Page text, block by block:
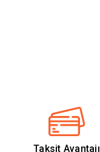
Taksit Avantajı